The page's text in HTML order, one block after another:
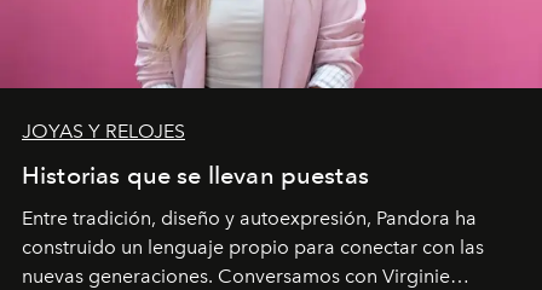
JOYAS Y RELOJES
Historias que se llevan puestas
Entre tradición, diseño y autoexpresión, Pandora ha
construido un lenguaje propio para conectar con las
nuevas generaciones. Conversamos con Virginie